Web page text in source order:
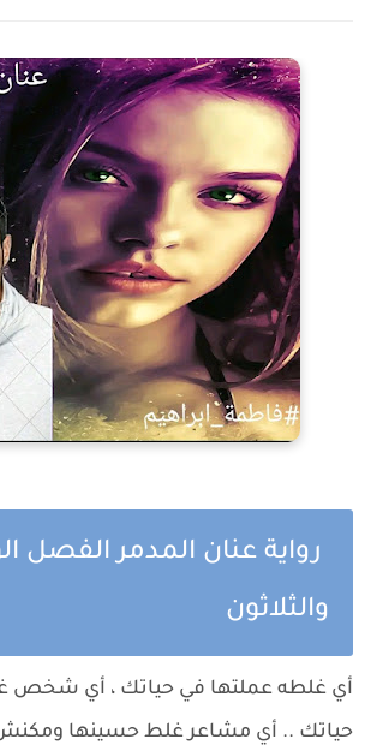
رواية عنان المدمر الفصل
والثلاثون
أي غلطه عملتها في حياتك ، أي شخص
حياتك .. أي مشاعر غلط حسينها